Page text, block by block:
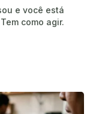
e você está
como agir.